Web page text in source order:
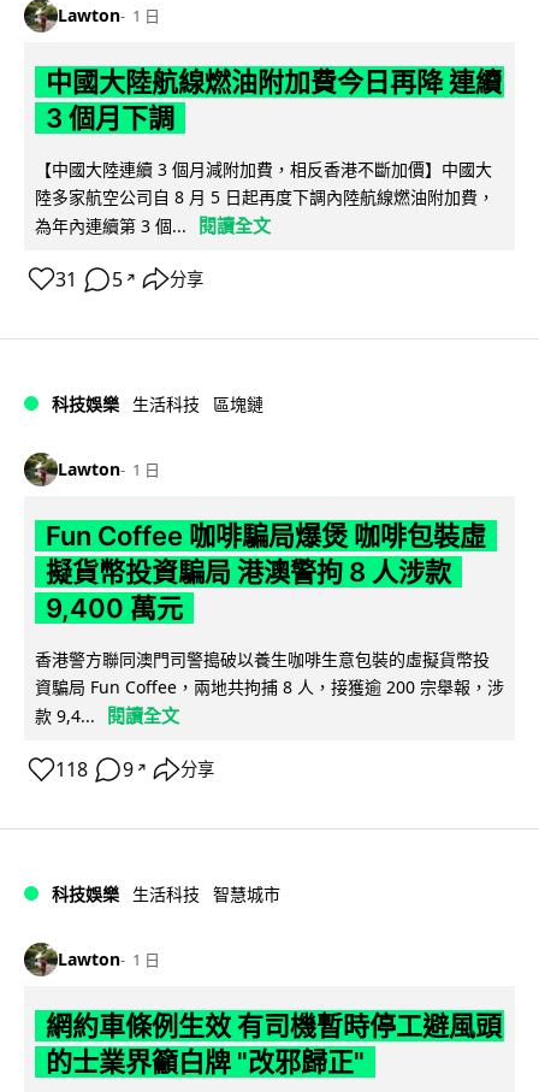
Lawton 1 日
中國大陸航線燃油附加費今日再降 連續
3 個月下調
【中國大陸連續 3 個月減附加費，相反香港不斷加價】中國大
陸多家航空公司自 8 月 5 日起再度下調內陸航線燃油附加費，
為年內連續第 3 個...
閱讀全文
31 5 ↗ 分享
科技娛樂 生活科技 區塊鏈
Lawton 1 日
Fun Coffee 咖啡騙局爆煲 咖啡包裝虛
擬貨幣投資騙局 港澳警拘 8 人涉款
9,400 萬元
香港警方聯同澳門司警搗破以養生咖啡生意包裝的虛擬貨幣投
資騙局 Fun Coffee，兩地共拘捕 8 人，接獲逾 200 宗舉報，涉
款 9,4...
閱讀全文
118 9 ↗ 分享
科技娛樂 生活科技 智慧城市
Lawton 1 日
網約車條例生效 有司機暫時停工避風頭
的士業界籲白牌 "改邪歸正"